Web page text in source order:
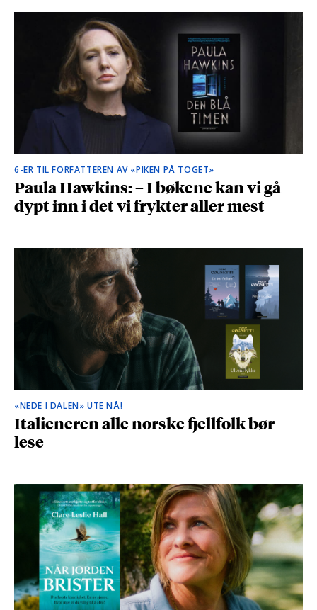
6-ER TIL FORFATTEREN AV «PIKEN PÅ TOGET»
Paula Hawkins: – I bøkene kan vi gå
dypt inn i det vi frykter aller mest
«NEDE I DALEN» UTE NÅ!
Italieneren alle norske fjellfolk bør
lese